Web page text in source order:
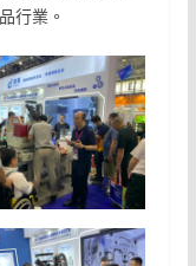
行業。